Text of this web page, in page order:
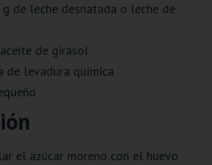
de leche desnatada o leche de
de girasol
de levadura química
el azúcar moreno con el huevo